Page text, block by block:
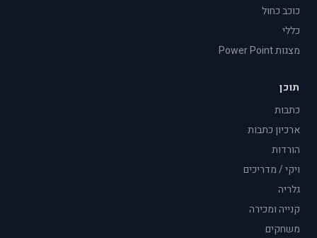
כוכב כחול
כללי
מצגות Power Point
תוכן
כתבות
ארכיון כתבות
הורדות
ויקי / מדריכים
גלריה
קנייה ומכירה
משחקים